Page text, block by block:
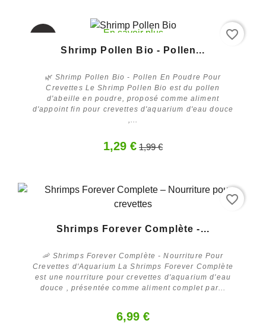
En savoir plus
Rupture
de stock
Shrimp Pollen Bio - Pollen...
🌿 Shrimp Pollen Bio - Pollen En Poudre Pour
Crevettes Le Shrimp Pollen Bio est du pollen
d'abeille en poudre, proposé comme aliment
d'appoint fin pour crevettes d'aquarium d'eau douce
,...
1,29 € 1,99 €
favorite_border
Shrimps Forever Complète -...
🦐 Shrimps Forever Complète - Nourriture Pour
Crevettes d'Aquarium La Shrimps Forever Complète
est une nourriture pour crevettes d'aquarium d'eau
douce , présentée comme aliment complet par...
6,99 €
favorite_border